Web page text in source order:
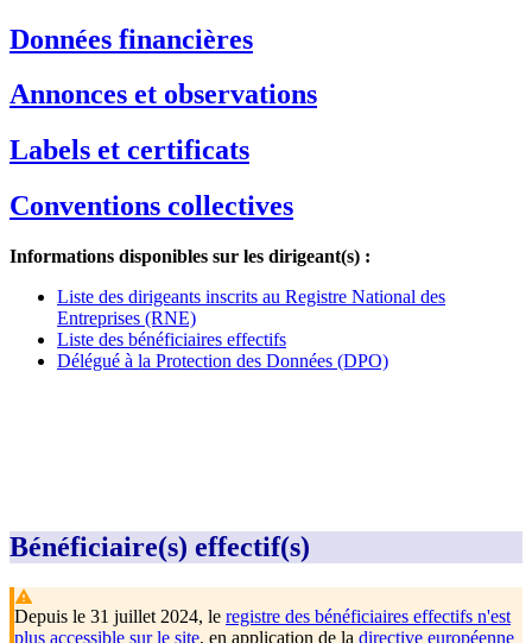
Données financières
Annonces et observations
Labels et certificats
Conventions collectives
Informations disponibles sur les dirigeant(s) :
Liste des dirigeants inscrits au Registre National des
Entreprises (RNE)
Liste des bénéficiaires effectifs
Délégué à la Protection des Données (DPO)
Bénéficiaire(s) effectif(s)
Depuis le 31 juillet 2024, le registre des bénéficiaires effectifs n'est
plus accessible sur le site, en application de la directive européenne